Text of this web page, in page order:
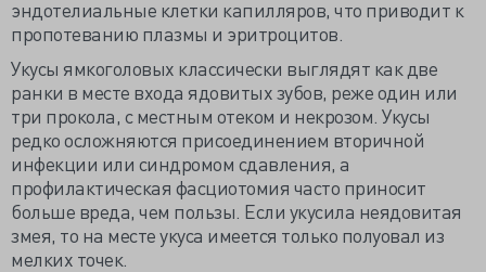
эндотелиальные клетки капилляров, что приводит к
пропотеванию плазмы и эритроцитов.
Укусы ямкоголовых классически выглядят как две
ранки в месте входа ядовитых зубов, реже один или
три прокола, с местным отеком и некрозом. Укусы
редко осложняются присоединением вторичной
инфекции или синдромом сдавления, а
профилактическая фасциотомия часто приносит
больше вреда, чем пользы. Если укусила неядовитая
змея, то на месте укуса имеется только полуовал из
мелких точек.